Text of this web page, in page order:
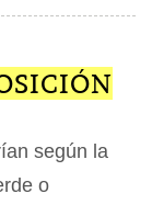
según la
o